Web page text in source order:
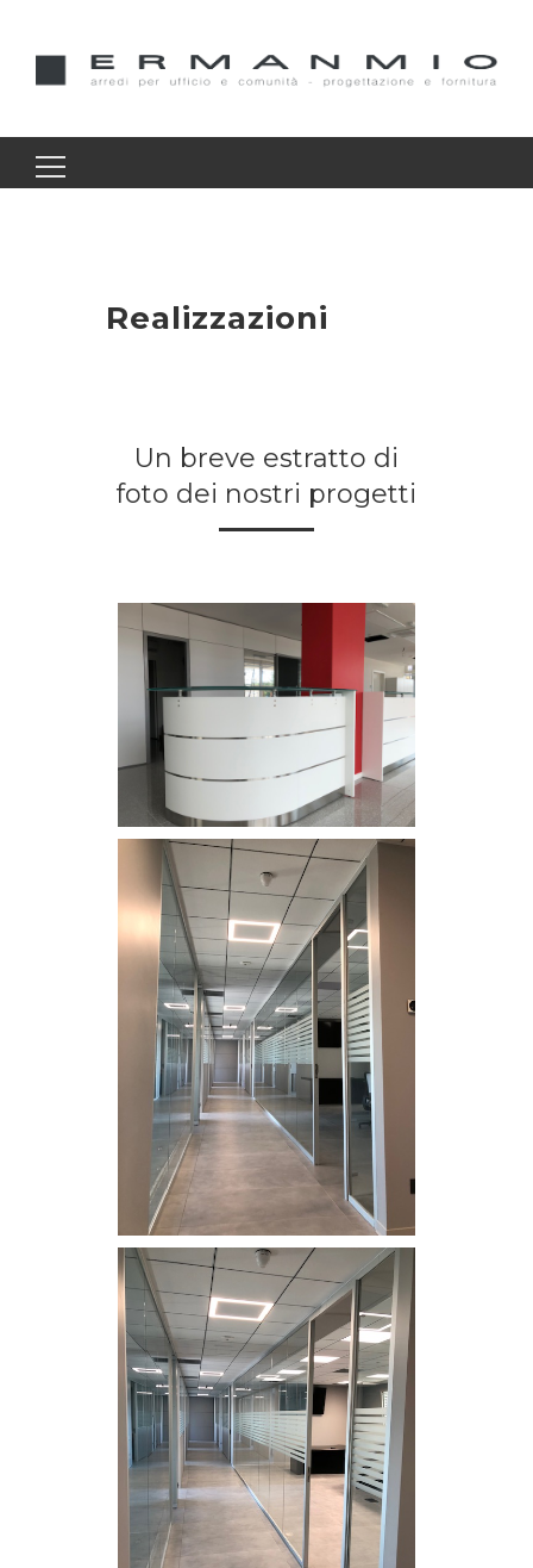
Ricerca
Realizzazioni
Un breve estratto di
foto dei nostri progetti